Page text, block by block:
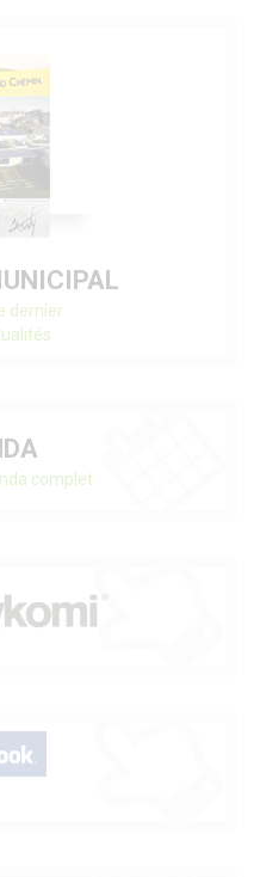
dernier
complet